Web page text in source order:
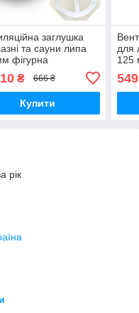
заглушка
та сауни липа
фігурна
₴ 666 ₴
Купити
для
125
рік